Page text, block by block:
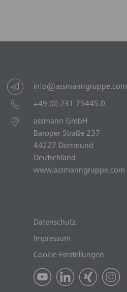
info@assmanngruppe.com
+49 (0) 231.75445.0
assmann GmbH
Baroper Straße 237
44227 Dortmund
Deutschland
www.assmanngruppe.com
Datenschutz
Impressum
Cookie Einstellungen